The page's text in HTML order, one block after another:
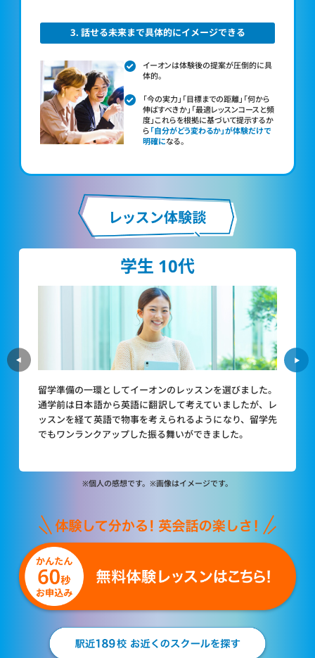
3. 話せる未来まで具体的にイメージできる
イーオンは体験後の提案が圧倒的に具
体的。
「今の実力」「目標までの距離」「何から
伸ばすべきか」「最適レッスンコースと頻
度」これらを根拠に基づいて提示するか
ら 「自分がどう変わるか」が体験だけで
明確になる。
学生 10代
留学準備の一環としてイーオンのレッスンを選びました。
通学前は日本語から英語に翻訳して考えていましたが、レ
ッスンを経て英語で物事を考えられるようになり、留学先
でもワンランクアップした振る舞いができました。
※個人の感想です。※画像はイメージです。